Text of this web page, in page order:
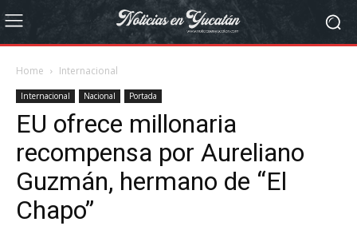
Home Internacional
Internacional Nacional Portada
EU ofrece millonaria
recompensa por Aureliano
Guzmán, hermano de “El
Chapo”